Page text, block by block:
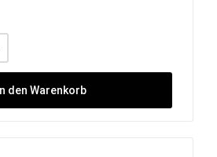
In den Warenkorb